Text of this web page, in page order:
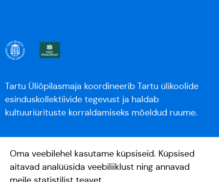
Tartu Üliõpilasmaja koordineerib Tartu ülikoolide
esinduskollektiivide tegevust ja haldab
kultuuriürituste korraldamiseks mõeldud ruume.
Oma veebilehel kasutame küpsiseid. Küpsised
aitavad analüüsida veebiliiklust ning annavad